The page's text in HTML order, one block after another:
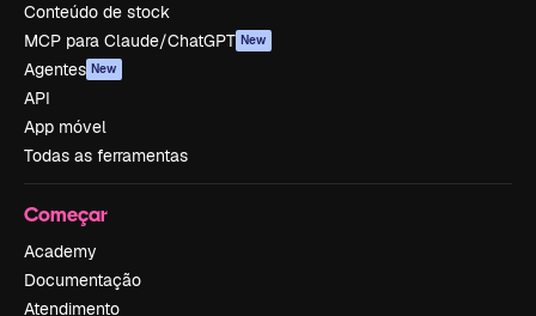
Conteúdo de stock
MCP para Claude/ChatGPT New
Agentes New
API
App móvel
Todas as ferramentas
Começar
Academy
Documentação
Atendimento